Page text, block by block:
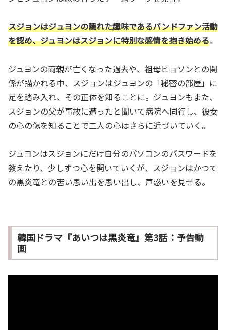
スジョンはジュヨンの隠れた趣味であるバンドファン活動
を認め、ジュヨンはスジョンに特別な感情を抱き始める。
ジュヨンの両親が亡くなった過去や、祖母ヒョソンとの関
係が描かれる中、スジョンはジュヨンの「秘密の部屋」に
足を踏み入れ、その正体を知ることに。ジュヨンもまた、
スジョンの父が事故に遭ったと聞いて病院へ同行し、彼女
の心の傷を知ることで二人の心はさらに近づいていく。
ジュヨンはスジョンにだけ自分のパソコンのパスワードを
教えたり、少しずつ心を開いていくが、スジョンはかつて
の黒炎竜との苦い思い出を思い出し、戸惑いを見せる。
韓国ドラマ『あいつは黒炎竜』第3話：予告動
画